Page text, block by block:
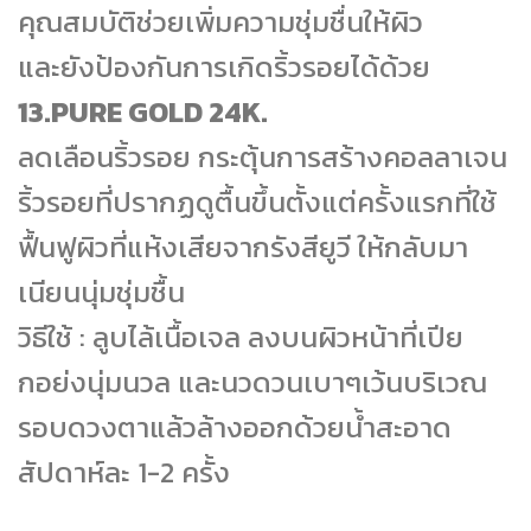
คุณสมบัติช่วยเพิ่มความชุ่มชื่นให้ผิว
และยังป้องกันการเกิดริ้วรอยได้ด้วย
13.PURE GOLD 24K.
ลดเลือนริ้วรอย กระตุ้นการสร้างคอลลาเจน
ริ้วรอยที่ปรากฏดูตื้นขึ้นตั้งแต่ครั้งแรกที่ใช้
ฟื้นฟูผิวที่แห้งเสียจากรังสียูวี ให้กลับมา
เนียนนุ่มชุ่มชื้น
วิธีใช้ : ลูบไล้เนื้อเจล ลงบนผิวหน้าที่เปีย
กอย่งนุ่มนวล และนวดวนเบาๆเว้นบริเวณ
รอบดวงตาแล้วล้างออกด้วยน้ำสะอาด
สัปดาห์ละ 1-2 ครั้ง